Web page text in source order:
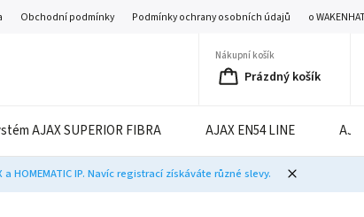
Obchodní podmínky Podmínky ochrany osobních údajů o
Nákupní košík
Prázdný košík
AJAX SUPERIOR FIBRA AJAX EN54 LINE
IP. Navíc registrací získáváte různé slevy.